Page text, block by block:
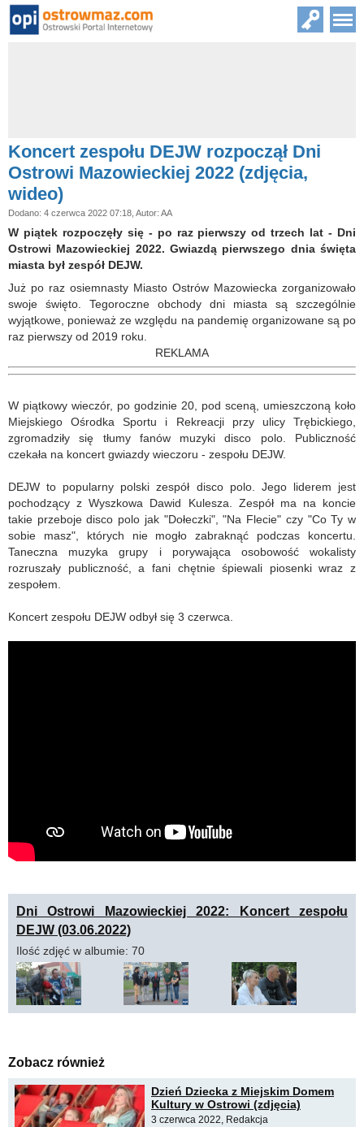
Koncert zespołu DEJW rozpoczął Dni
Ostrowi Mazowieckiej 2022 (zdjęcia,
wideo)
Dodano: 4 czerwca 2022 07:18, Autor: AA
W piątek rozpoczęły się - po raz pierwszy od trzech lat - Dni
Ostrowi Mazowieckiej 2022. Gwiazdą pierwszego dnia święta
miasta był zespół DEJW.
Już po raz osiemnasty Miasto Ostrów Mazowiecka zorganizowało
swoje święto. Tegoroczne obchody dni miasta są szczególnie
wyjątkowe, ponieważ ze względu na pandemię organizowane są po
raz pierwszy od 2019 roku.
REKLAMA
W piątkowy wieczór, po godzinie 20, pod sceną, umieszczoną koło
Miejskiego Ośrodka Sportu i Rekreacji przy ulicy Trębickiego,
zgromadziły się tłumy fanów muzyki disco polo. Publiczność
czekała na koncert gwiazdy wieczoru - zespołu DEJW.
DEJW to popularny polski zespół disco polo. Jego liderem jest
pochodzący z Wyszkowa Dawid Kulesza. Zespół ma na koncie
takie przeboje disco polo jak "Dołeczki", "Na Flecie" czy "Co Ty w
sobie masz", których nie mogło zabraknąć podczas koncertu.
Taneczna muzyka grupy i porywająca osobowość wokalisty
rozruszały publiczność, a fani chętnie śpiewali piosenki wraz z
zespołem.
Koncert zespołu DEJW odbył się 3 czerwca.
Dni Ostrowi Mazowieckiej 2022: Koncert zespołu
DEJW (03.06.2022)
Ilość zdjęć w albumie: 70
Zobacz również
Dzień Dziecka z Miejskim Domem
Kultury w Ostrowi (zdjęcia)
3 czerwca 2022, Redakcja